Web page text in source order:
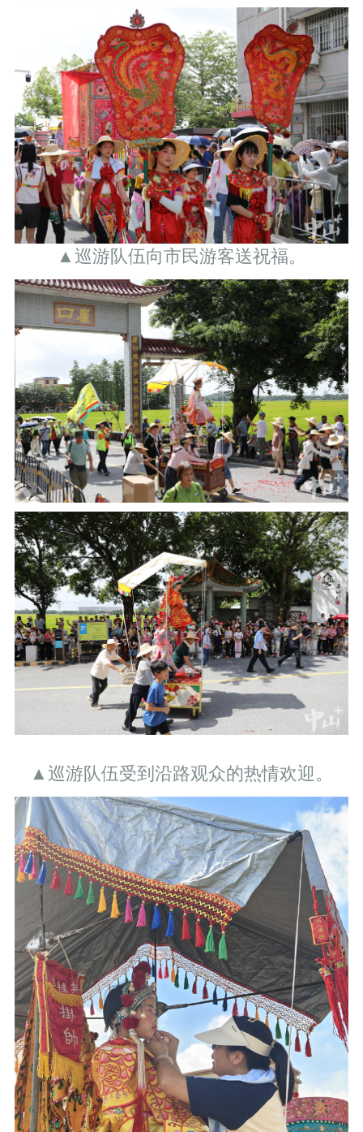
▲巡游队伍向市民游客送祝福。
▲巡游队伍受到沿路观众的热情欢迎。